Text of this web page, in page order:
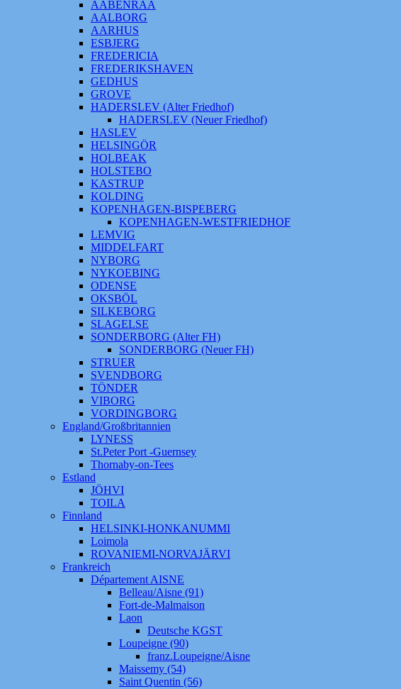
AABENRAA
AALBORG
AARHUS
ESBJERG
FREDERICIA
FREDERIKSHAVEN
GEDHUS
GROVE
HADERSLEV (Alter Friedhof)
HADERSLEV (Neuer Friedhof)
HASLEV
HELSINGÖR
HOLBEAK
HOLSTEBO
KASTRUP
KOLDING
KOPENHAGEN-BISPEBERG
KOPENHAGEN-WESTFRIEDHOF
LEMVIG
MIDDELFART
NYBORG
NYKOEBING
ODENSE
OKSBÖL
SILKEBORG
SLAGELSE
SONDERBORG (Alter FH)
SONDERBORG (Neuer FH)
STRUER
SVENDBORG
TÖNDER
VIBORG
VORDINGBORG
England/Großbritannien
LYNESS
St.Peter Port -Guernsey
Thornaby-on-Tees
Estland
JÖHVI
TOILA
Finnland
HELSINKI-HONKANUMMI
Loimola
ROVANIEMI-NORVAJÄRVI
Frankreich
Département AISNE
Belleau/Aisne (91)
Fort-de-Malmaison
Laon
Deutsche KGST
Loupeigne (90)
franz.Loupeigne/Aisne
Maissemy (54)
Saint Quentin (56)